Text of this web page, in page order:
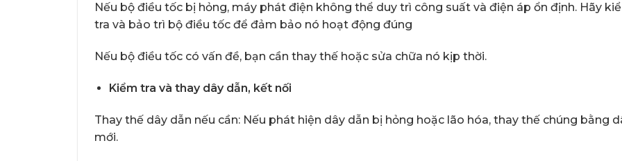
Nếu bộ điều tốc bị hỏng, máy phát điện không thể duy trì công suất và điện áp ổn định. Hãy
tra và bảo trì bộ điều tốc để đảm bảo nó hoạt động đúng
Nếu bộ điều tốc có vấn đề, bạn cần thay thế hoặc sửa chữa nó kịp thời.
Kiểm tra và thay dây dẫn, kết nối
Thay thế dây dẫn nếu cần: Nếu phát hiện dây dẫn bị hỏng hoặc lão hóa, thay thế chúng bằng
mới.